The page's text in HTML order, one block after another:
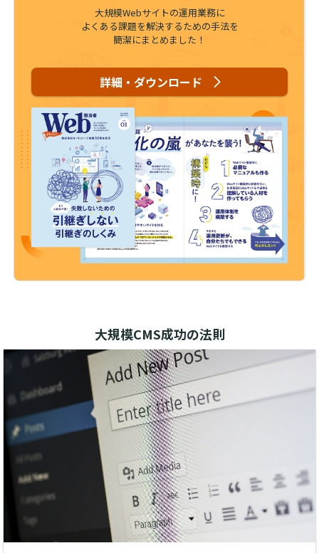
大規模Webサイトの運用業務に
よくある課題を解決するための手法を
簡潔にまとめました！
詳細・ダウンロード
大規模CMS成功の法則